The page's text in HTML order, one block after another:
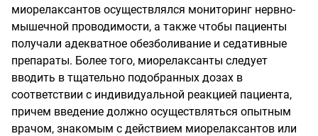
миорелаксантов осуществлялся мониторинг нервно-
мышечной проводимости, а также чтобы пациенты
получали адекватное обезболивание и седативные
препараты. Более того, миорелаксанты следует
вводить в тщательно подобранных дозах в
соответствии с индивидуальной реакцией пациента,
причем введение должно осуществляться опытным
врачом, знакомым с действием миорелаксантов или